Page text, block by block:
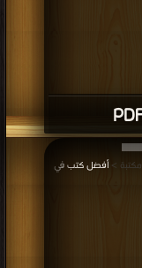
أفضل كتب في